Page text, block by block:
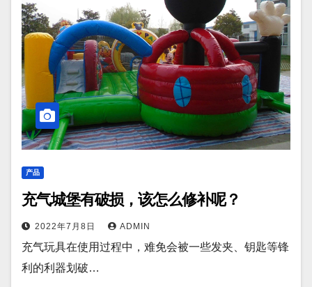
产品
充气城堡有破损，该怎么修补呢？
2022年7月8日 ADMIN
充气玩具在使用过程中，难免会被一些发夹、钥匙等锋
利的利器划破…